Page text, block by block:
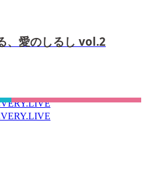
、愛のしるし vol.2